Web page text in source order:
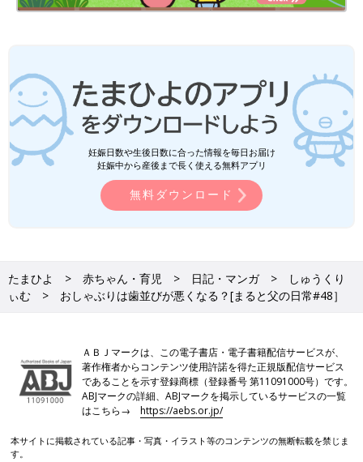
妊娠日数や生後日数に合った情報を毎日お届け
妊娠中から産後まで長く使える無料アプリ
無料ダウンロード
たまひよ 赤ちゃん・育児 日記・マンガ
しゅうくり
ぃむ
おしゃぶりは歯並びが悪くなる？[まると父の日常#48］
ＡＢＪマークは、この電子書店・電子書籍配信サービスが、
著作権者からコンテンツ使用許諾を得た正規版配信サービス
であることを示す登録商標（登録番号 第11091000号）です。
ABJマークの詳細、ABJマークを掲示しているサービスの一覧
はこちら→https://aebs.or.jp/
本サイトに掲載されている記事・写真・イラスト等のコンテンツの無断転載を禁じま
す。